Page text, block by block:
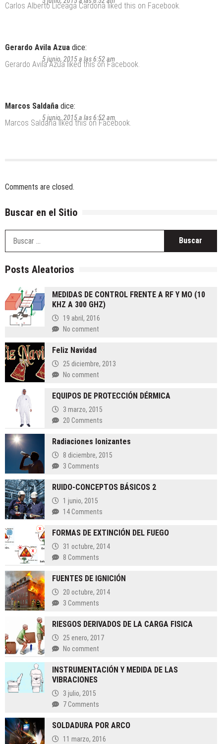
Carlos Alberto Liceaga Cardonaliked this on Facebook.
Gerardo Avila Azua dice:
5 junio, 2015 a las 6:52 am
Gerardo Avila Azualiked this on Facebook.
Marcos Saldaña dice:
5 junio, 2015 a las 6:52 am
Marcos Saldañaliked this on Facebook.
Comments are closed.
Buscar en el Sitio
Posts Aleatorios
MEDIDAS DE CONTROL FRENTE A RF Y MO (10
KHZ A 300 GHZ)
19 abril, 2016
No comment
Feliz Navidad
25 diciembre, 2013
No comment
EQUIPOS DE PROTECCIÓN DÉRMICA
3 marzo, 2015
20 Comments
Radiaciones Ionizantes
8 diciembre, 2015
3 Comments
RUIDO-CONCEPTOS BÁSICOS 2
1 junio, 2015
14 Comments
FORMAS DE EXTINCIÓN DEL FUEGO
31 octubre, 2014
8 Comments
FUENTES DE IGNICIÓN
20 octubre, 2014
3 Comments
RIESGOS DERIVADOS DE LA CARGA FISICA
25 enero, 2017
No comment
INSTRUMENTACIÓN Y MEDIDA DE LAS
VIBRACIONES
3 julio, 2015
7 Comments
SOLDADURA POR ARCO
11 marzo, 2016